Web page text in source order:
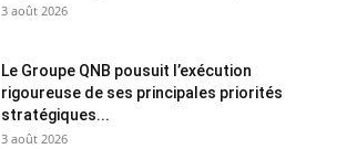
3 août 2026
Le Groupe QNB pousuit l’exécution
rigoureuse de ses principales priorités
stratégiques...
3 août 2026